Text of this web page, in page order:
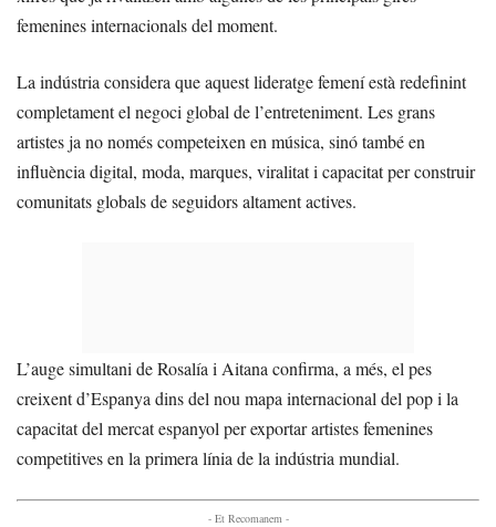
femenines internacionals del moment.
La indústria considera que aquest lideratge femení està redefinint
completament el negoci global de l’entreteniment. Les grans
artistes ja no només competeixen en música, sinó també en
influència digital, moda, marques, viralitat i capacitat per construir
comunitats globals de seguidors altament actives.
L’auge simultani de Rosalía i Aitana confirma, a més, el pes
creixent d’Espanya dins del nou mapa internacional del pop i la
capacitat del mercat espanyol per exportar artistes femenines
competitives en la primera línia de la indústria mundial.
- Et Recomanem -